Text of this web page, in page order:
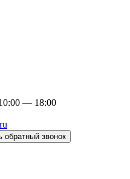
— 18:00
обратный звонок